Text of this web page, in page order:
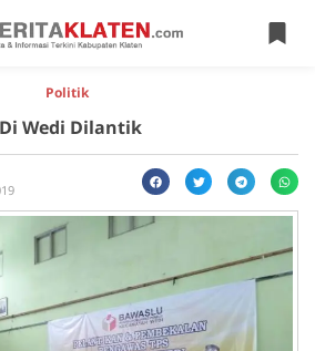
Politik
Di Wedi Dilantik